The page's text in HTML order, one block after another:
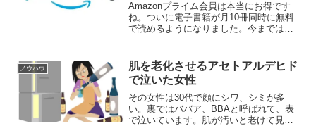
Amazonプライム会員は本当にお得です
ね。ついに電子書籍が月10冊同時に無料
で読めるようになりました。今までは月1
読める本の範囲も広がりました。プライ
ムリーディングで...
ノウハウ
肌を老化させるアセトアルデヒド
で泣いた女性
その女性は30代で顔にシワ、シミが多
い。裏ではババア、BBAと呼ばれて、表
で泣いています。肌が汚いと老けて見ら